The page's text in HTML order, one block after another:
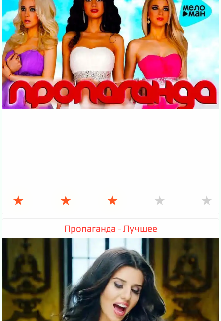
★ ★ ★ ★ ★
Пропаганда - Лучшее